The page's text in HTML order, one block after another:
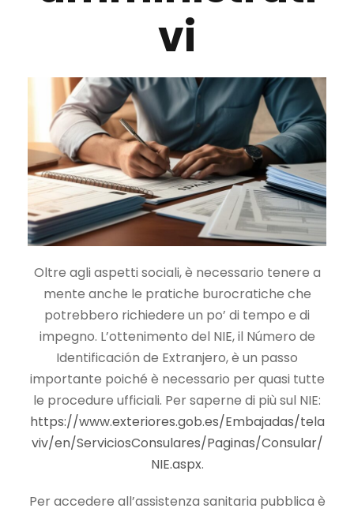
vi
Oltre agli aspetti sociali, è necessario tenere a
mente anche le pratiche burocratiche che
potrebbero richiedere un po’ di tempo e di
impegno. L’ottenimento del NIE, il Número de
Identificación de Extranjero, è un passo
importante poiché è necessario per quasi tutte
le procedure ufficiali. Per saperne di più sul NIE:
https://www.exteriores.gob.es/Embajadas/tela
viv/en/ServiciosConsulares/Paginas/Consular/
NIE.aspx.
Per accedere all’assistenza sanitaria pubblica è